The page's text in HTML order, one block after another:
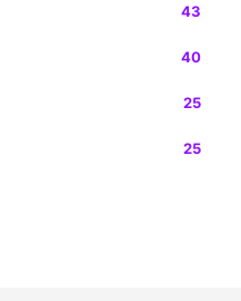
43
40
25
25